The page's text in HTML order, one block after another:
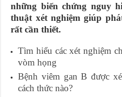
những biến chứng nguy
thuật xét nghiệm giúp
rất cần thiết.
Tìm hiểu các xét nghiệm
vòm họng
Bệnh viêm gan B được
cách thức nào?